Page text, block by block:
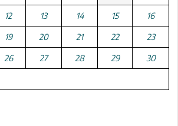
12 13 14 15 16
19 20 21 22 23
26 27 28 29 30